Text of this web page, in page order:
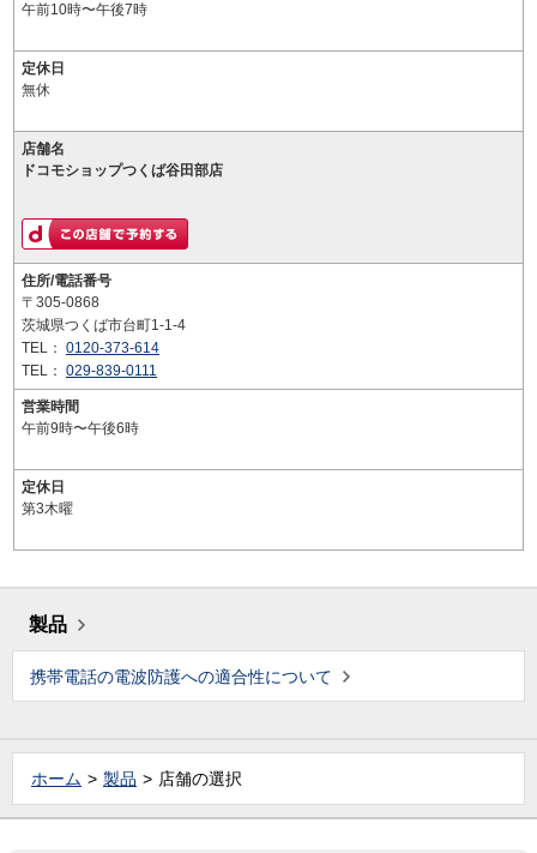
午前10時〜午後7時
定休日
無休
店舗名
ドコモショップつくば谷田部店
住所/電話番号
〒305-0868
茨城県つくば市台町1-1-4
TEL： 0120-373-614
TEL： 029-839-0111
営業時間
午前9時〜午後6時
定休日
第3木曜
製品
携帯電話の電波防護への適合性について
ホーム 製品 店舗の選択